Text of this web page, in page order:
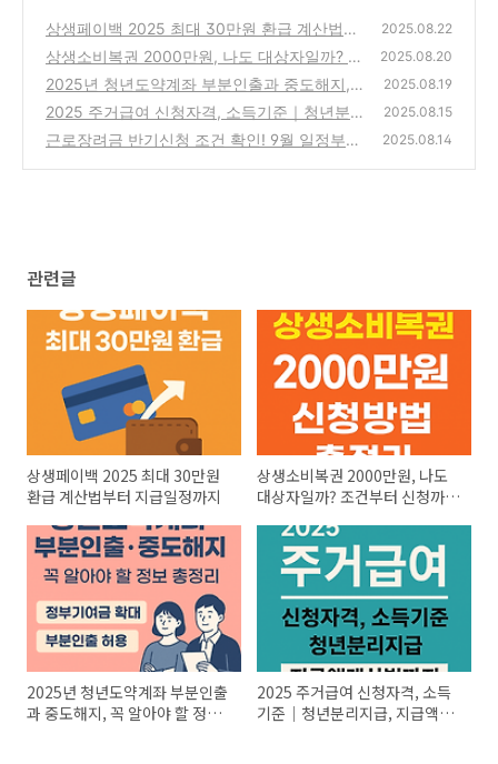
상생페이백 2025 최대 30만원 환급 계산법부
터 지급일정까지
(0)
2025.08.22
상생소비복권 2000만원, 나도 대상자일까? 조
건부터 신청까지 총정리
(2)
2025.08.20
2025년 청년도약계좌 부분인출과 중도해지,
꼭 알아야 할 정보 총정리
(0)
2025.08.19
2025 주거급여 신청자격, 소득기준｜청년분
리지급, 지급액계산법까지
(14)
2025.08.15
근로장려금 반기신청 조건 확인! 9월 일정부터
2025.08.14
관련글
상생페이백 2025 최대 30만원
환급 계산법부터 지급일정까지
상생소비복권 2000만원, 나도
대상자일까? 조건부터 신청까지
2025년 청년도약계좌 부분인출
과 중도해지, 꼭 알아야 할 정보
2025 주거급여 신청자격, 소득
기준｜청년분리지급, 지급액계